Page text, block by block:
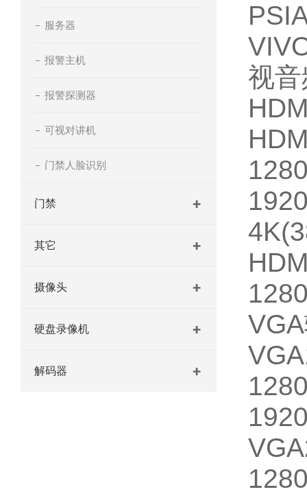
服务器
报警主机
报警探测器
可视对讲机
门禁人脸识别
门禁
其它
摄像头
硬盘录像机
解码器
视